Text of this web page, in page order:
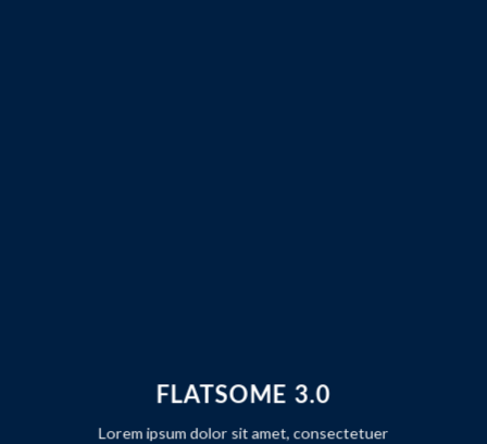
FLATSOME 3.0
Lorem ipsum dolor sit amet, consectetuer